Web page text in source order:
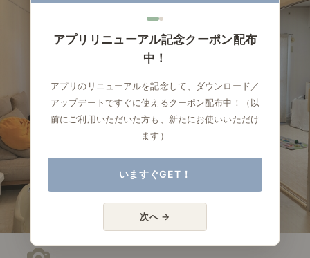
アプリリニューアル記念クーポン配布
中！
アプリのリニューアルを記念して、ダウンロード／
アップデートですぐに使えるクーポン配布中！（以
前にご利用いただいた方も、新たにお使いいただけ
ます）
いますぐGET！
次へ →